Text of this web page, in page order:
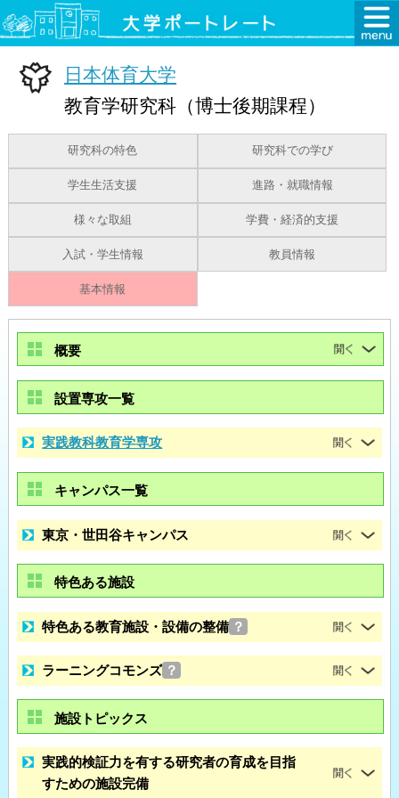
日本体育大学
教育学研究科（博士後期課程）
研究科の特色 研究科での学び
学生生活支援 進路・就職情報
様々な取組 学費・経済的支援
入試・学生情報 教員情報
基本情報
概要
設置専攻一覧
実践教科教育学専攻
キャンパス一覧
東京・世田谷キャンパス
特色ある施設
特色ある教育施設・設備の整備 ？
ラーニングコモンズ ？
施設トピックス
実践的検証力を有する研究者の育成を目指
すための施設完備